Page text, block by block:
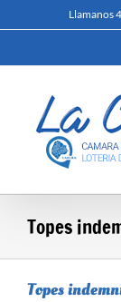
to
Llamanos
Topes
Topes